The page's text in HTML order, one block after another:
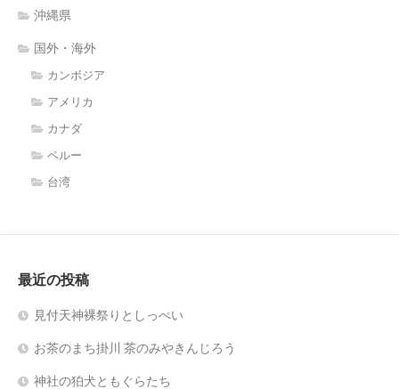
沖縄県
国外・海外
カンボジア
アメリカ
カナダ
ペルー
台湾
最近の投稿
見付天神裸祭りとしっぺい
お茶のまち掛川 茶のみやきんじろう
神社の狛犬ともぐらたち